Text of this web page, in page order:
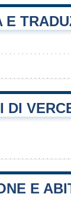
E
DI
E